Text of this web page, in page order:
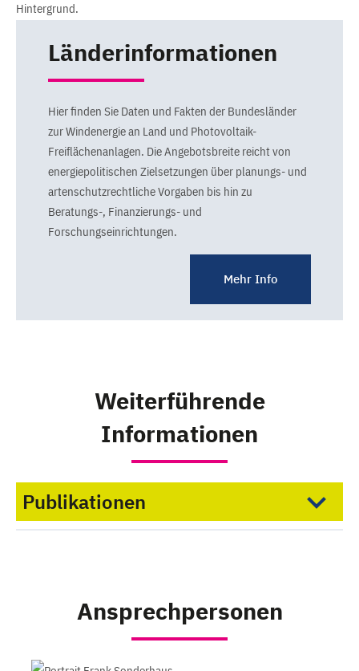
Länderinformationen
Hier finden Sie Daten und Fakten der Bundesländer
zur Windenergie an Land und Photovoltaik-
Freiflächenanlagen. Die Angebotsbreite reicht von
energiepolitischen Zielsetzungen über planungs- und
artenschutzrechtliche Vorgaben bis hin zu
Beratungs-, Finanzierungs- und
Forschungseinrichtungen.
Mehr Info
Weiterführende
Informationen
Publikationen
Ansprechpersonen